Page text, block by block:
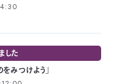
した
みつけよう」